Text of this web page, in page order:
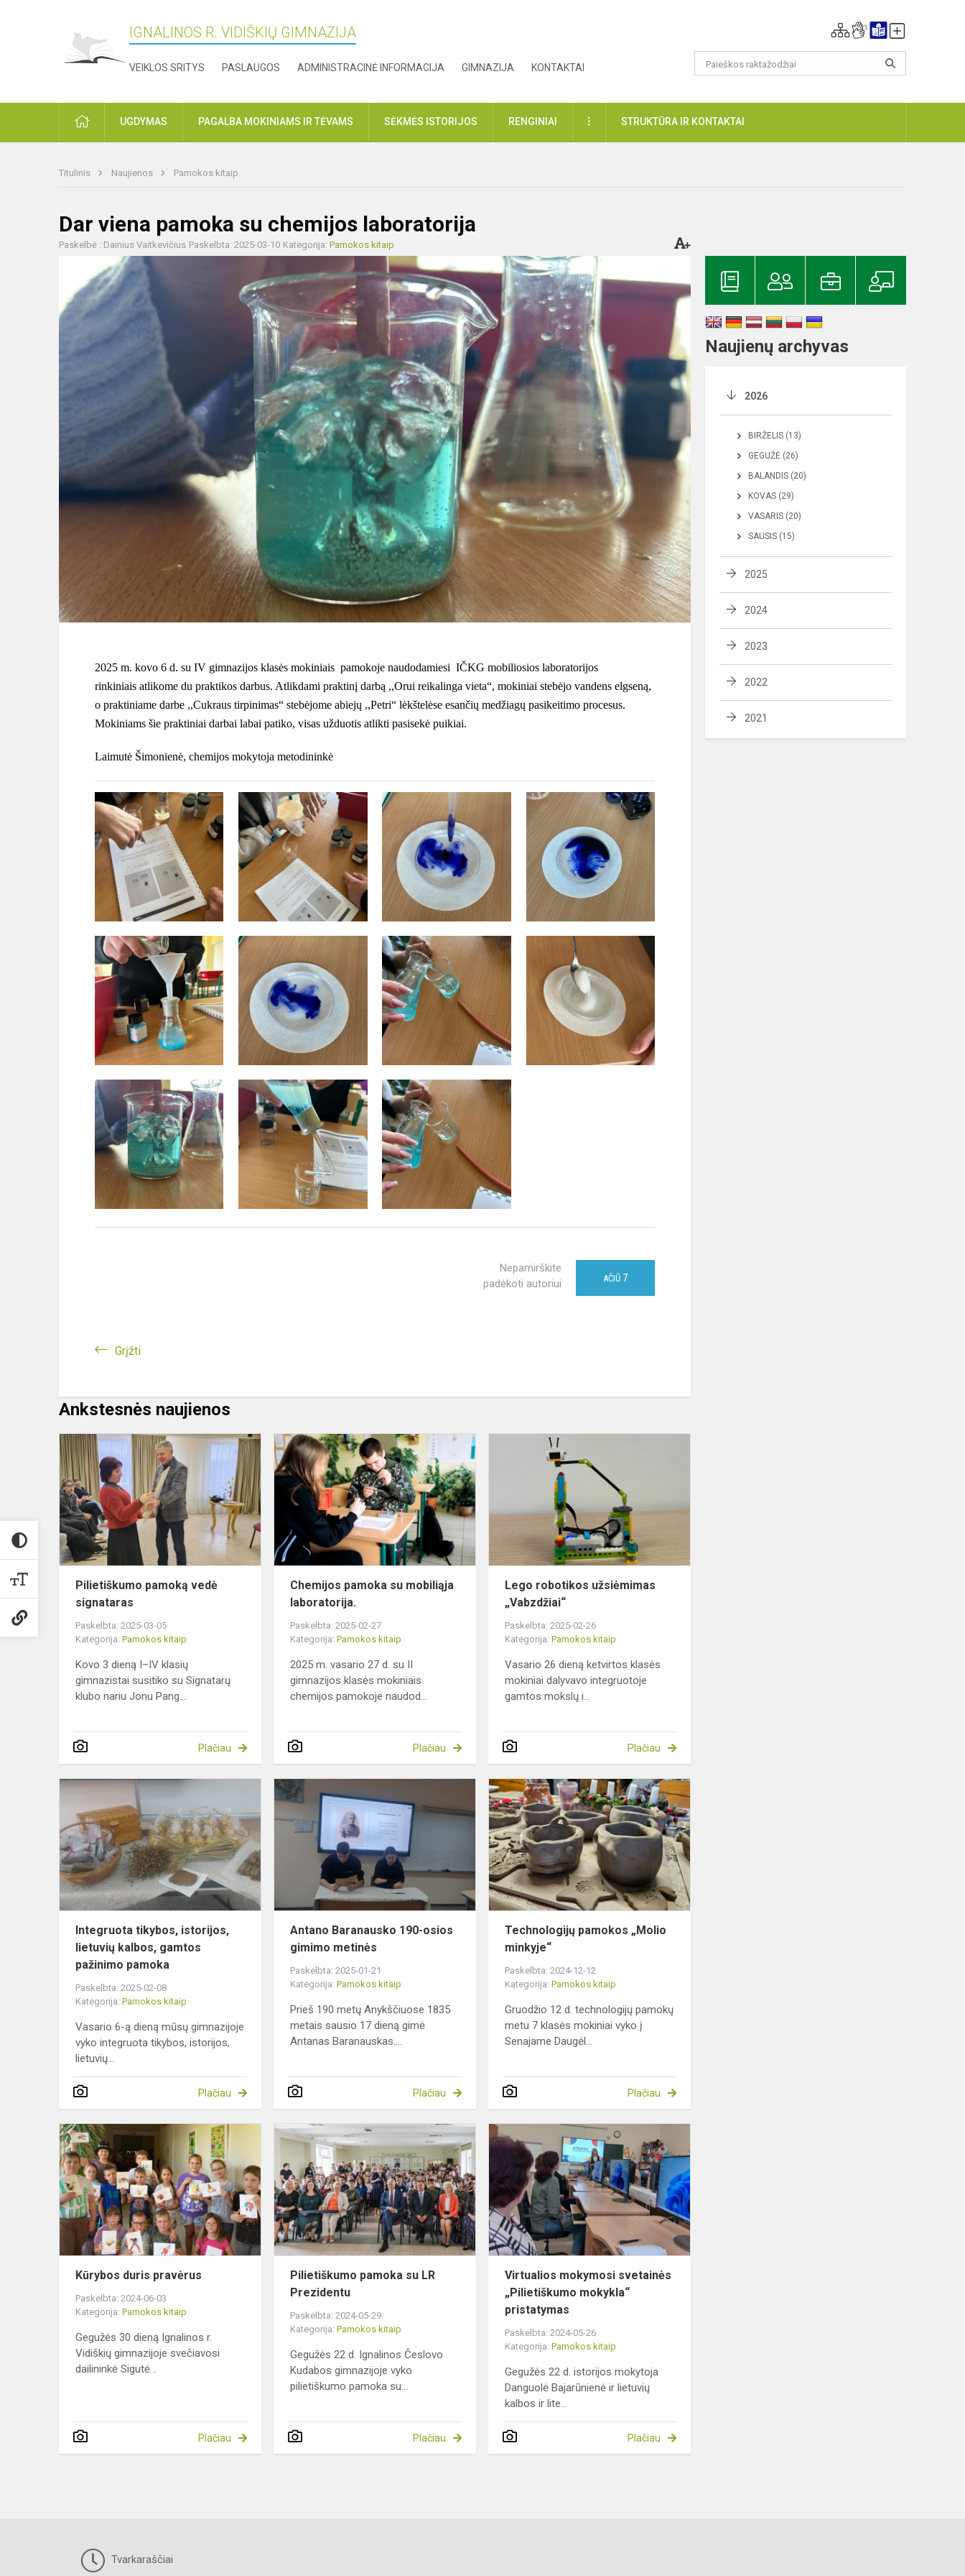
IGNALINOS R. VIDIŠKIŲ GIMNAZIJA
VEIKLOS SRITYS PASLAUGOS ADMINISTRACINĖ INFORMACIJA GIMNAZIJA KONTAKTAI
PRADŽIAUGDYMAS PAGALBA MOKINIAMS IR TĖVAMS SĖKMĖS ISTORIJOS RENGINIAI DAUGIAUSTRUKTŪRA IR KONTAKTAI
Titulinis Naujienos Pamokos kitaip
Dar viena pamoka su chemijos laboratorija
Paskelbė : Dainius Vaitkevičius Paskelbta: 2025-03-10 Kategorija: Pamokos kitaip
2025 m. kovo 6 d. su IV gimnazijos klasės mokiniais pamokoje naudodamiesi IČKG mobiliosios laboratorijos
rinkiniais atlikome du praktikos darbus. Atlikdami praktinį darbą ,,Orui reikalinga vieta“, mokiniai stebėjo vandens elgseną,
o praktiniame darbe ,,Cukraus tirpinimas“ stebėjome abiejų ,,Petri“ lėkštelėse esančių medžiagų pasikeitimo procesus.
Mokiniams šie praktiniai darbai labai patiko, visas užduotis atlikti pasisekė puikiai.
Laimutė Šimonienė, chemijos mokytoja metodininkė
Nepamirškite
padėkoti autoriui
AČIŪ 7
Grįžti
Ankstesnės naujienos
Pilietiškumo
pamoką
vedė
signataras
Pilietiškumo pamoką vedė
signataras
Paskelbta: 2025-03-05
Kategorija: Pamokos kitaip
Kovo 3 dieną I–IV klasių
gimnazistai susitiko su Signatarų
klubo nariu Jonu Pang...
Plačiau
Chemijos
pamoka
su
mobiliąja
laboratorija.
Chemijos pamoka su mobiliąja
laboratorija.
Paskelbta: 2025-02-27
Kategorija:Pamokos kitaip
2025 m. vasario 27 d. su II
gimnazijos klasės mokiniais
chemijos pamokoje naudod...
Plačiau
Lego robotikos užsiėmimas
„Vabzdžiai“
Paskelbta: 2025-02-26
Kategorija:Pamokos kitaip
Vasario 26 dieną ketvirtos klasės
mokiniai dalyvavo integruotoje
gamtos mokslų i...
Plačiau
Integruota
tikybos,
istorijos,
gamtos
Integruota tikybos, istorijos,
lietuvių kalbos, gamtos
pažinimo pamoka
Paskelbta: 2025-02-08
Kategorija: Pamokos kitaip
Vasario 6-ą dieną mūsų gimnazijoje
vyko integruota tikybos, istorijos,
lietuvių...
Plačiau
Antano
Baranausko
190-
osios
gimimo
metinės
Antano Baranausko 190-osios
gimimo metinės
Paskelbta: 2025-01-21
Kategorija:Pamokos kitaip
Prieš 190 metų Anykščiuose 1835
metais sausio 17 dieną gimė
Antanas Baranauskas....
Plačiau
Technologijų
„Molio
minkyje“
Technologijų pamokos „Molio
minkyje“
Paskelbta: 2024-12-12
Kategorija:Pamokos kitaip
Gruodžio 12 d. technologijų pamokų
metu 7 klasės mokiniai vyko į
Senajame Daugėl...
Plačiau
Kūrybos
pravėrus
Kūrybos duris pravėrus
Paskelbta: 2024-06-03
Kategorija: Pamokos kitaip
Gegužės 30 dieną Ignalinos r.
Vidiškių gimnazijoje svečiavosi
dailininkė Sigutė...
Plačiau
Pilietiškumo
pamoka
LR
Prezidentu
Pilietiškumo pamoka su LR
Prezidentu
Paskelbta: 2024-05-29
Kategorija:Pamokos kitaip
Gegužės 22 d. Ignalinos Česlovo
Kudabos gimnazijoje vyko
pilietiškumo pamoka su...
Plačiau
mokymosi
svetainės
„Pilietiškumo
mokykla“
prista...
Virtualios mokymosi svetainės
„Pilietiškumo mokykla“
pristatymas
Paskelbta: 2024-05-26
Kategorija:Pamokos kitaip
Gegužės 22 d. istorijos mokytoja
Danguolė Bajarūnienė ir lietuvių
kalbos ir lite...
Plačiau
Naujienų archyvas
2026
BIRŽELIS (13)
GEGUŽĖ (26)
BALANDIS (20)
KOVAS (29)
VASARIS (20)
SAUSIS (15)
2025
2024
2023
2022
2021
Tvarkaraščiai